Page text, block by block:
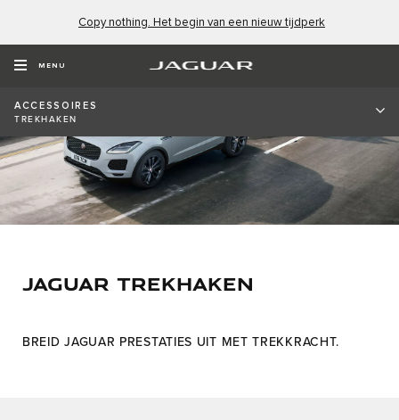
Copy nothing. Het begin van een nieuw tijdperk
MENU
ACCESSOIRES
TREKHAKEN
JAGUAR TREKHAKEN
BREID JAGUAR PRESTATIES UIT MET TREKKRACHT.